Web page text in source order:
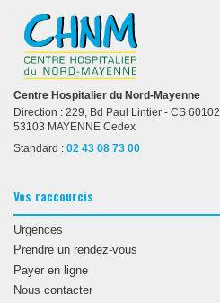
Centre Hospitalier du Nord-Mayenne
Direction : 229, Bd Paul Lintier - CS 60102
53103 MAYENNE Cedex
Standard : 02 43 08 73 00
Vos raccourcis
Urgences
Prendre un rendez-vous
Payer en ligne
Nous contacter